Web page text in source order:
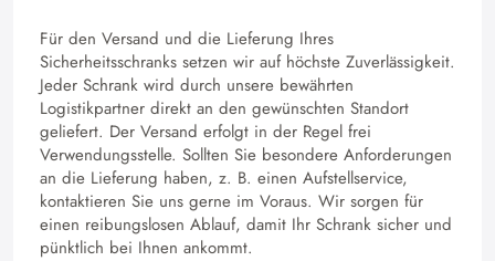
Für den Versand und die Lieferung Ihres
Sicherheitsschranks setzen wir auf höchste Zuverlässigkeit.
Jeder Schrank wird durch unsere bewährten
Logistikpartner direkt an den gewünschten Standort
geliefert. Der Versand erfolgt in der Regel frei
Verwendungsstelle. Sollten Sie besondere Anforderungen
an die Lieferung haben, z. B. einen Aufstellservice,
kontaktieren Sie uns gerne im Voraus. Wir sorgen für
einen reibungslosen Ablauf, damit Ihr Schrank sicher und
pünktlich bei Ihnen ankommt.